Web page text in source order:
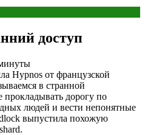
доступ
Hypnos от французской
в странной
дорогу по
людей и вести непонятные
выпустила похожую